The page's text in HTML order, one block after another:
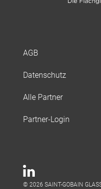
AGB
Datenschutz
Alle Partner
Partner-Login
© 2026 SAINT-GOBAIN